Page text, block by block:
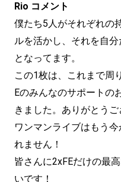
Rio コメント
僕たち5人がそれぞれの
ルを活かし、それを自
となってます。
この1枚は、これまで周
Eのみんなのサポートの
きました。ありがとうご
ワンマンライブはもう
れません！
皆さんに2xFEだけの最
いです！